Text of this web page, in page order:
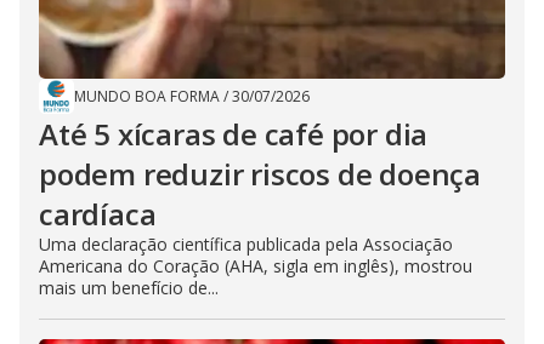
MUNDO BOA FORMA/30/07/2026
Até 5 xícaras de café por dia
podem reduzir riscos de doença
cardíaca
Uma declaração científica publicada pela Associação
Americana do Coração (AHA, sigla em inglês), mostrou
mais um benefício de...